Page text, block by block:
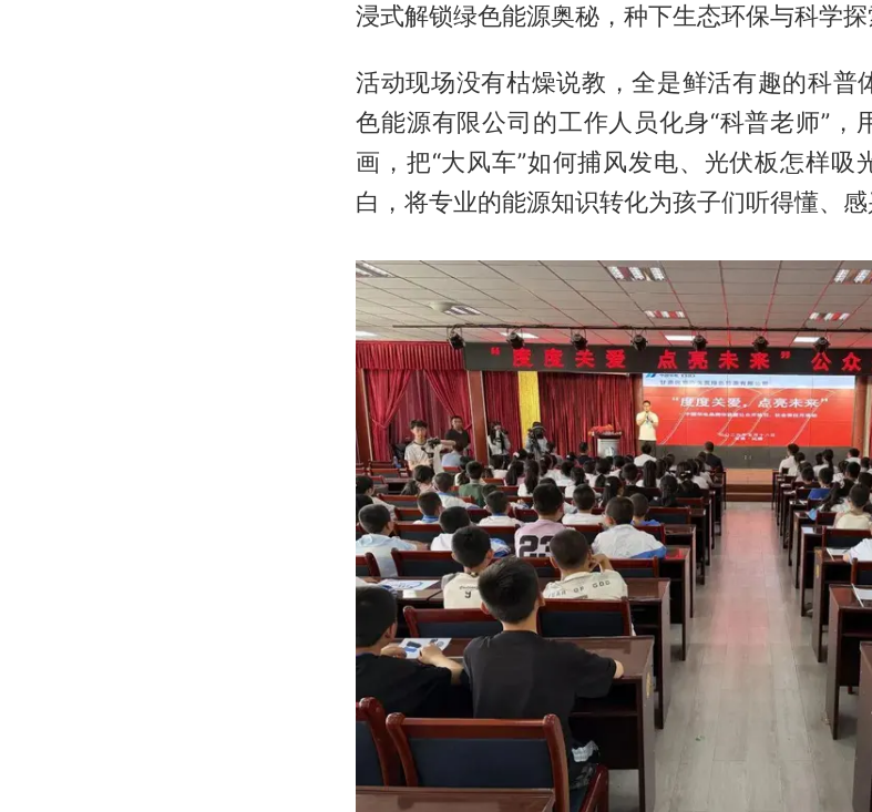
浸式解锁绿色能源奥秘，种下生态环保与科学探
活动现场没有枯燥说教，全是鲜活有趣的科普
色能源有限公司的工作人员化身“科普老师”，
画，把“大风车”如何捕风发电、光伏板怎样吸
白，将专业的能源知识转化为孩子们听得懂、感